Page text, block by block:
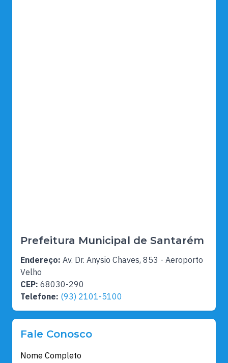
Prefeitura Municipal de Santarém
Endereço: Av. Dr. Anysio Chaves, 853 - Aeroporto
Velho
CEP: 68030-290
Telefone: (93) 2101-5100
Fale Conosco
Nome Completo